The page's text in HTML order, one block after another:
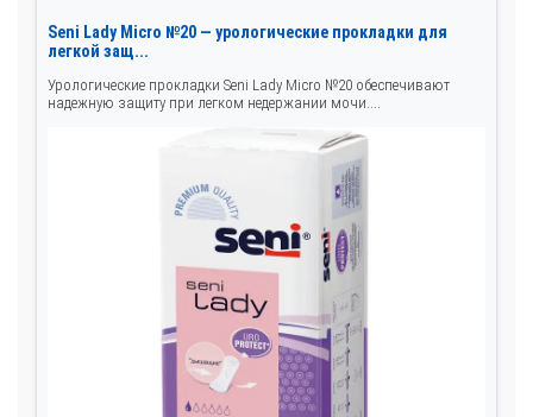
Seni Lady Micro №20 — урологические прокладки для
легкой защ...
Урологические прокладки Seni Lady Micro №20 обеспечивают
надежную защиту при легком недержании мочи....